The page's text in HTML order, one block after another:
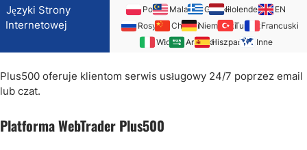
Języki Strony
Internetowej
Inne
Polski Malajski GreckiHolenderski EN
Rosyjski
ChińskiNiemieckiTureckiFrancuski
Włoski ArabskiHiszpański
Plus500 oferuje klientom serwis usługowy 24/7 poprzez email
lub czat.
Platforma WebTrader Plus500